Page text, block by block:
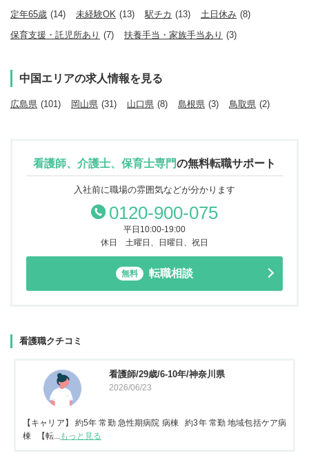
定年65歳 (14) 未経験OK (13) 駅チカ (13) 土日休み (8)
保育支援・託児所あり (7) 扶養手当・家族手当あり (3)
中国エリアの求人情報を見る
広島県 (101) 岡山県 (31) 山口県 (8) 島根県 (3) 鳥取県 (2)
看護師、介護士、保育士専門の無料転職サポート
入社前に職場の雰囲気などが分かります
0120-900-075
平日10:00-19:00
休日 土曜日、日曜日、祝日
無料 転職相談
看護職クチコミ
看護師/29歳/6-10年/神奈川県
2026/06/23
【キャリア】 約5年 常勤 急性期病院 病棟 約3年 常勤 地域包括ケア病
棟 【転...もっと見る